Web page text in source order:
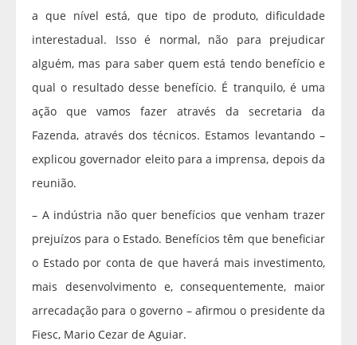
a que nível está, que tipo de produto, dificuldade
interestadual. Isso é normal, não para prejudicar
alguém, mas para saber quem está tendo benefício e
qual o resultado desse benefício. É tranquilo, é uma
ação que vamos fazer através da secretaria da
Fazenda, através dos técnicos. Estamos levantando –
explicou governador eleito para a imprensa, depois da
reunião.
– A indústria não quer benefícios que venham trazer
prejuízos para o Estado. Benefícios têm que beneficiar
o Estado por conta de que haverá mais investimento,
mais desenvolvimento e, consequentemente, maior
arrecadação para o governo – afirmou o presidente da
Fiesc, Mario Cezar de Aguiar.